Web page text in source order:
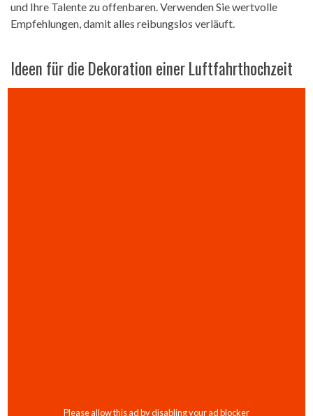
und Ihre Talente zu offenbaren. Verwenden Sie wertvolle
Empfehlungen, damit alles reibungslos verläuft.
Ideen für die Dekoration einer Luftfahrthochzeit